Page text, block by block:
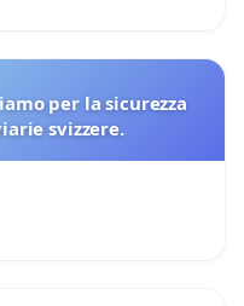
per la sicurezza
svizzere.